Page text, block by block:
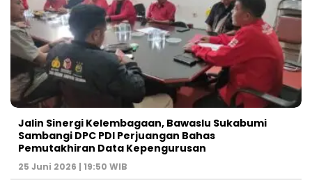
Jalin Sinergi Kelembagaan, Bawaslu Sukabumi
Sambangi DPC PDI Perjuangan Bahas
Pemutakhiran Data Kepengurusan
25 Juni 2026 | 19:50 WIB